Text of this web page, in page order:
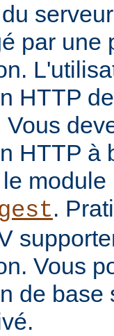
par une
HTTP
Vous
HTTP à
module
.
Vous
de base